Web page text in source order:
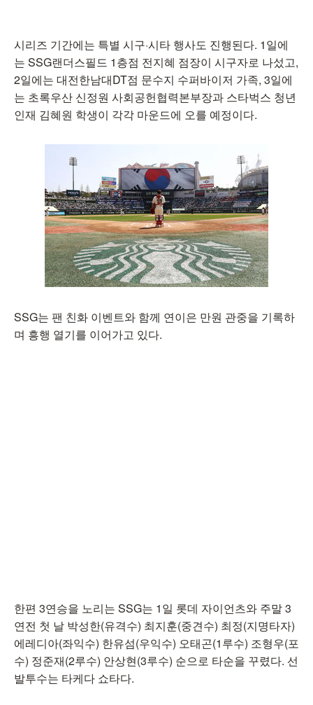
시리즈 기간에는 특별 시구·시타 행사도 진행된다. 1일에
는 SSG랜더스필드 1층점 전지혜 점장이 시구자로 나섰고,
2일에는 대전한남대DT점 문수지 수퍼바이저 가족, 3일에
는 초록우산 신정원 사회공헌협력본부장과 스타벅스 청년
인재 김혜원 학생이 각각 마운드에 오를 예정이다.
SSG는 팬 친화 이벤트와 함께 연이은 만원 관중을 기록하
며 흥행 열기를 이어가고 있다.
한편 3연승을 노리는 SSG는 1일 롯데 자이언츠와 주말 3
연전 첫 날 박성한(유격수) 최지훈(중견수) 최정(지명타자)
에레디아(좌익수) 한유섬(우익수) 오태곤(1루수) 조형우(포
수) 정준재(2루수) 안상현(3루수) 순으로 타순을 꾸렸다. 선
발투수는 타케다 쇼타다.